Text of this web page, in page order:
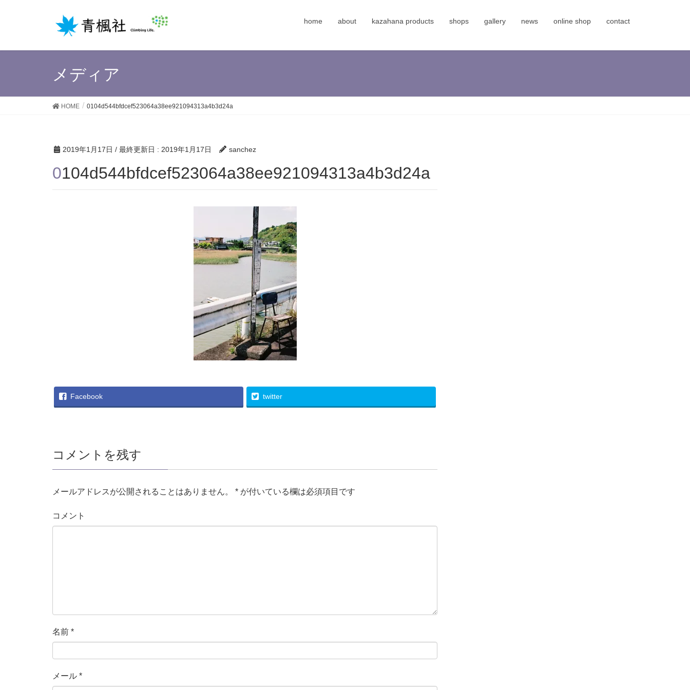
home about kazahana products shops gallery news online shop contact
メディア
HOME 0104d544bfdcef523064a38ee921094313a4b3d24a
2019年1月17日 / 最終更新日 : 2019年1月17日 sanchez
0104d544bfdcef523064a38ee921094313a4b3d24a
Facebook twitter
コメントを残す
メールアドレスが公開されることはありません。 * が付いている欄は必須項目です
コメント
名前 *
メール *